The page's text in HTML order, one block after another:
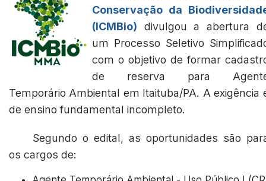
Conservação da
(ICMBio) divulgou a abertura
um Processo Seletivo
com o objetivo de formar
de reserva para
Temporário Ambiental em Itaituba/PA. A exigência
de ensino fundamental incompleto.
Segundo o edital, as oportunidades são
os cargos de: